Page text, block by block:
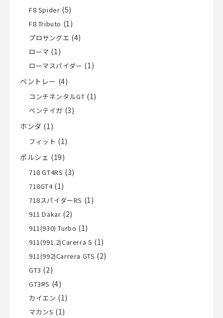
F8 Spider (5)
F8 Tributo (1)
プロサングエ (4)
ローマ (1)
ローマスパイダー (1)
ベントレー (4)
コンチネンタルGT (1)
ベンテイガ (3)
ホンダ (1)
フィット (1)
ポルシェ (19)
718 GT4RS (3)
718GT4(1)
718スパイダーRS (1)
911 Dakar (2)
911(930) Turbo (1)
911(991.2)Carerra S (1)
911(992)Carrera GTS (2)
GT3 (2)
GT3RS (4)
カイエン (1)
マカンS (1)